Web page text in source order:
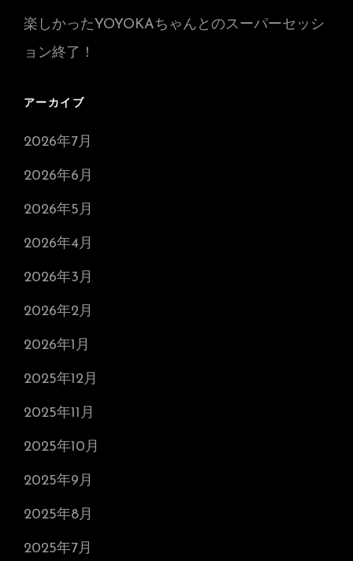
楽しかったYOYOKAちゃんとのスーパーセッシ
ョン終了！
アーカイブ
2026年7月
2026年6月
2026年5月
2026年4月
2026年3月
2026年2月
2026年1月
2025年12月
2025年11月
2025年10月
2025年9月
2025年8月
2025年7月